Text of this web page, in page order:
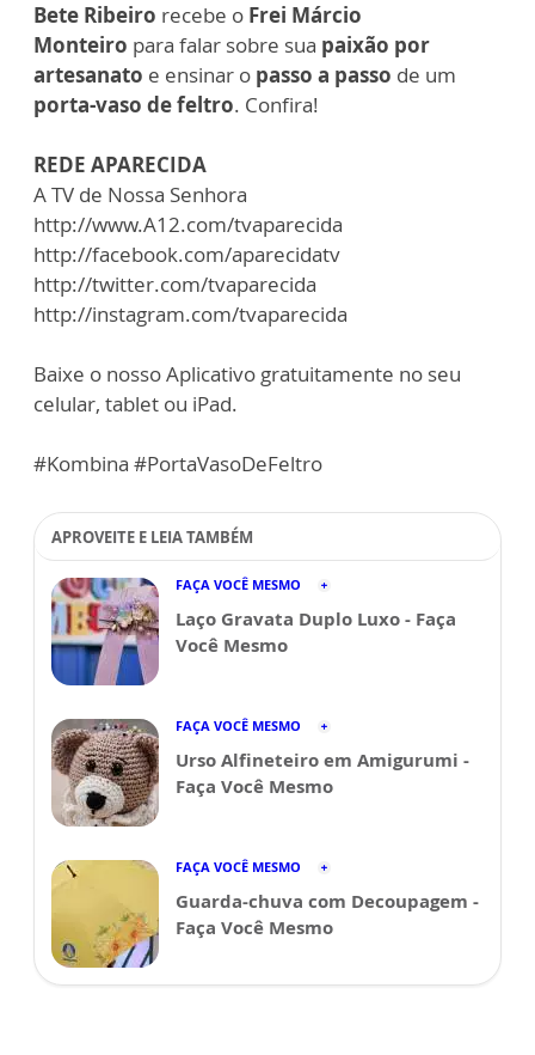
Bete Ribeiro recebe o Frei Márcio
Monteiro para falar sobre sua paixão por
artesanato e ensinar o passo a passo de um
porta-vaso de feltro. Confira!
REDE APARECIDA
A TV de Nossa Senhora
http://www.A12.com/tvaparecida
http://facebook.com/aparecidatv
http://twitter.com/tvaparecida
http://instagram.com/tvaparecida
Baixe o nosso Aplicativo gratuitamente no seu
celular, tablet ou iPad.
#Kombina #PortaVasoDeFeltro
APROVEITE E LEIA TAMBÉM
FAÇA VOCÊ MESMO
Laço Gravata Duplo Luxo - Faça
Você Mesmo
FAÇA VOCÊ MESMO
Urso Alfineteiro em Amigurumi -
Faça Você Mesmo
FAÇA VOCÊ MESMO
Guarda-chuva com Decoupagem -
Faça Você Mesmo